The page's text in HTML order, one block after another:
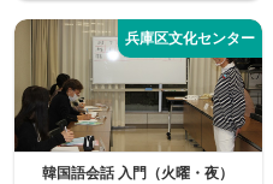
韓国語会話 入門（火曜・夜）